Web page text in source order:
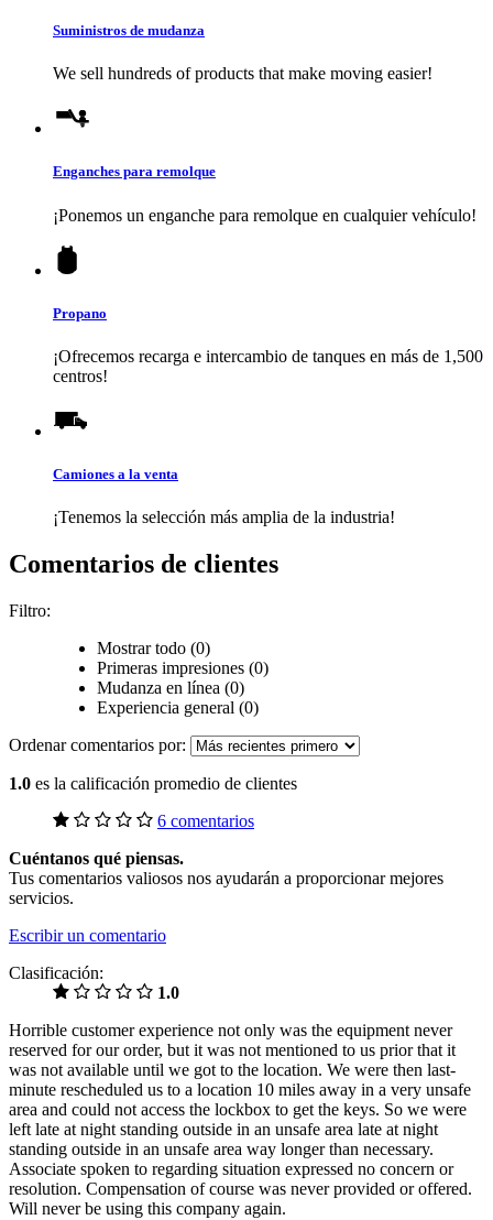
Suministros de mudanza
We sell hundreds of products that make moving easier!
Enganches para remolque
¡Ponemos un enganche para remolque en cualquier vehículo!
Propano
¡Ofrecemos recarga e intercambio de tanques en más de 1,500
centros!
Camiones a la venta
¡Tenemos la selección más amplia de la industria!
Comentarios de clientes
Filtro:
Mostrar todo (0)
Primeras impresiones (0)
Mudanza en línea (0)
Experiencia general (0)
Ordenar comentarios por:
1.0 es la calificación promedio de clientes
6 comentarios
Cuéntanos qué piensas.
Tus comentarios valiosos nos ayudarán a proporcionar mejores
servicios.
Escribir un comentario
Clasificación:
1.0
Horrible customer experience not only was the equipment never
reserved for our order, but it was not mentioned to us prior that it
was not available until we got to the location. We were then last-
minute rescheduled us to a location 10 miles away in a very unsafe
area and could not access the lockbox to get the keys. So we were
left late at night standing outside in an unsafe area late at night
standing outside in an unsafe area way longer than necessary.
Associate spoken to regarding situation expressed no concern or
resolution. Compensation of course was never provided or offered.
Will never be using this company again.